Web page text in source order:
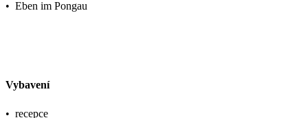
• Eben im Pongau
Vybavení
• recepce